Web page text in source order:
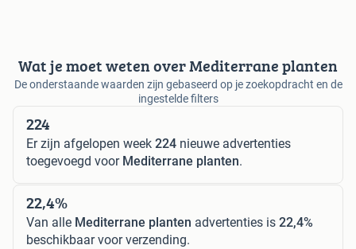
Wat je moet weten over Mediterrane planten
De onderstaande waarden zijn gebaseerd op je zoekopdracht en de
ingestelde filters
224
Er zijn afgelopen week 224 nieuwe advertenties
toegevoegd voor Mediterrane planten.
22,4%
Van alle Mediterrane planten advertenties is 22,4%
beschikbaar voor verzending.